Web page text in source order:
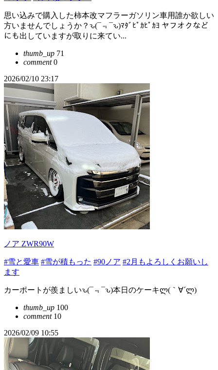
思い込みで購入した柿本改マフラーガソリン車用誰か欲しい
方いませんでしょうか？ԅ(¯﹃¯ԅ)ﾏﾀﾞﾋﾟｶﾋﾟｶﾖ ヤフオクなど
にも出していますが取りに来てい...
thumb_up 71
comment0
2026/02/10 23:17
ノア ZWR90W
#雪と愛車 #雪が積もった #90ノア #2月もよろしくお願いし
ます
カーポートが羨ましいԅ(¯﹃¯ԅ)本日のケーキლ(｀∀´ლ)
thumb_up 100
comment10
2026/02/09 10:55